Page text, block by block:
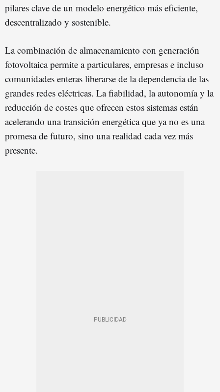
pilares clave de un modelo energético más eficiente,
descentralizado y sostenible.
La combinación de almacenamiento con generación
fotovoltaica permite a particulares, empresas e incluso
comunidades enteras liberarse de la dependencia de las
grandes redes eléctricas. La fiabilidad, la autonomía y la
reducción de costes que ofrecen estos sistemas están
acelerando una transición energética que ya no es una
promesa de futuro, sino una realidad cada vez más
presente.